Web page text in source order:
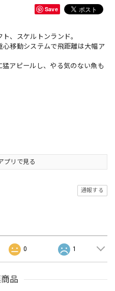
Save
、スケルトンランド。
移動システムで飛距離は大幅ア
アピールし、やる気のない魚も
プリで見る
通報する
0 1
品